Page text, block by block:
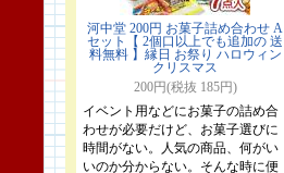
河中堂 200円 お菓子詰め合わせ A
セット【 2個口以上でも追加の 送
料無料 】縁日 お祭り ハロウィン
クリスマス
200円(税抜 185円)
イベント用などにお菓子の詰め合
わせが必要だけど、お菓子選びに
時間がない。人気の商品、何がい
いのか分からない。そんな時に便